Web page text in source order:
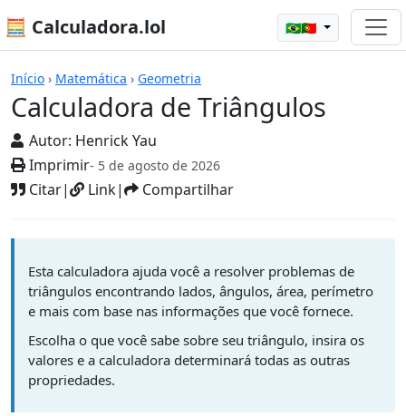
🧮 Calculadora.lol 🇧🇷🇵🇹
Início › Matemática › Geometria
Calculadora de Triângulos
Autor: Henrick Yau
Imprimir- 5 de agosto de 2026
Citar| Link| Compartilhar
Calculadoras
Esta calculadora ajuda você a resolver problemas de
triângulos encontrando lados, ângulos, área, perímetro
e mais com base nas informações que você fornece.
Escolha o que você sabe sobre seu triângulo, insira os
valores e a calculadora determinará todas as outras
propriedades.